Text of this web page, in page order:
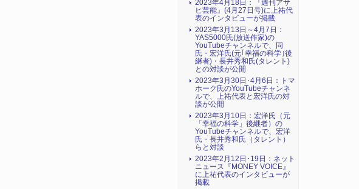
2023年4月18日：『週刊アサ
ヒ芸能』(4月27日号)に上祐代
表のインタビューが掲載
2023年3月13日～4月7日：
YAS5000氏(放送作家)の
YouTubeチャンネルで、同
氏・宏洋氏(元｢幸福の科学｣後
継者)・長井秀和氏(タレント)
との対談が公開
2023年3月30日･4月6日：トマ
ホーク氏のYouTubeチャンネ
ルで、上祐代表と宏洋氏の対
談が公開
2023年3月10日：宏洋氏（元
「幸福の科学」後継者）の
YouTubeチャンネルで、宏洋
氏・長井秀和氏（タレント）
らと対談
2023年2月12日･19日：ネット
ニュース『MONEY VOICE』
に上祐代表のインタビューが
掲載